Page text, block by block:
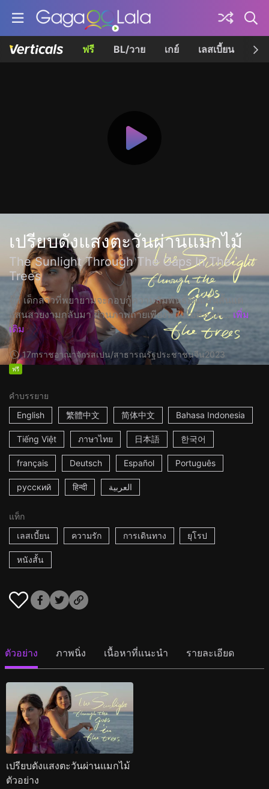
ฟรี BL/วาย เกย์ เลสเบี้ยน เค
เปรียบดังแสงตะวันผ่านแมกไม้
The Sunlight Through The Gaps In The
Trees
จู๊ด เด็กสาวที่พยายามจะกอบกู้ความสัมพันธ์อันแสนสั้นแต่
แสนสวยงามกลับมา ผ่านภาพถ่ายเพียงหนึ่งใบที่หลงเ... เพิ่ม
เติม
17mราชอาณาจักรสเปน/สาธารณรัฐประชาชนจีน2023
ฟรี
คำบรรยาย
English
繁體中文 简体中文 Bahasa Indonesia
Tiếng Việt ภาษาไทย 日本語 한국어
français Deutsch Español Português
русский हिन्दी العربية
แท็ก
เลสเบี้ยน
ความรัก การเดินทาง ยุโรป
หนังสั้น
ตัวอย่าง ภาพนิ่ง เนื้อหาที่แนะนำ รายละเอียด
เปรียบดังแสงตะวันผ่านแมกไม้
ตัวอย่าง